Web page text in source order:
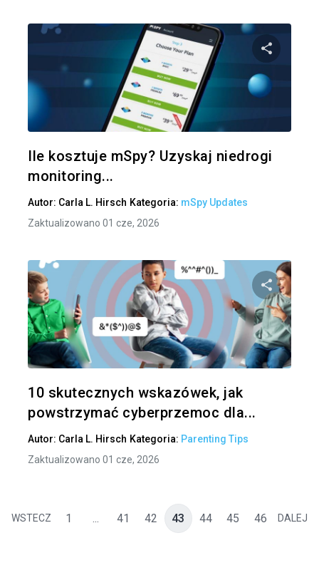
Ile kosztuje mSpy? Uzyskaj niedrogi
monitoring...
Autor: Carla L. Hirsch Kategoria: mSpy Updates
Zaktualizowano 01 cze, 2026
10 skutecznych wskazówek, jak
powstrzymać cyberprzemoc dla...
Autor: Carla L. Hirsch Kategoria: Parenting Tips
Zaktualizowano 01 cze, 2026
WSTECZ 1 ... 41 42 43 44 45 46 DALEJ